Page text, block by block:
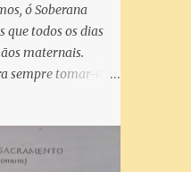
ó Soberana
que todos os dias
maternais.
sempre tomar-nos
, Mãe de
esperança nossa,